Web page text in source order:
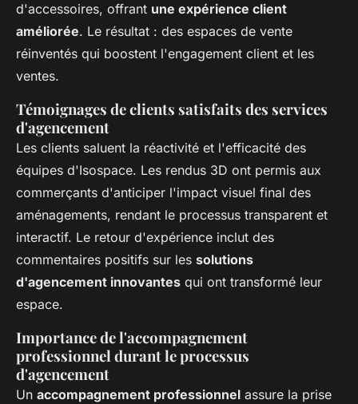
d'accessoires, offrant une expérience client
améliorée. Le résultat : des espaces de vente
réinventés qui boostent l'engagement client et les
ventes.
Témoignages de clients satisfaits des services
d'agencement
Les clients saluent la réactivité et l'efficacité des
équipes d'Isospace. Les rendus 3D ont permis aux
commerçants d'anticiper l'impact visuel final des
aménagements, rendant le processus transparent et
interactif. Le retour d'expérience inclut des
commentaires positifs sur les solutions
d'agencement innovantes qui ont transformé leur
espace.
Importance de l'accompagnement
professionnel durant le processus
d'agencement
Un accompagnement professionnel assure la prise